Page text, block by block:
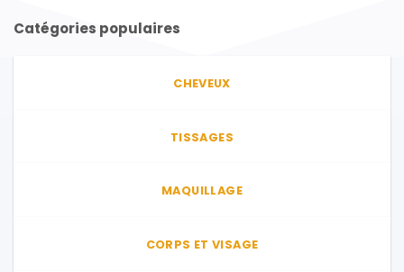
Catégories populaires
CHEVEUX
TISSAGES
MAQUILLAGE
CORPS ET VISAGE